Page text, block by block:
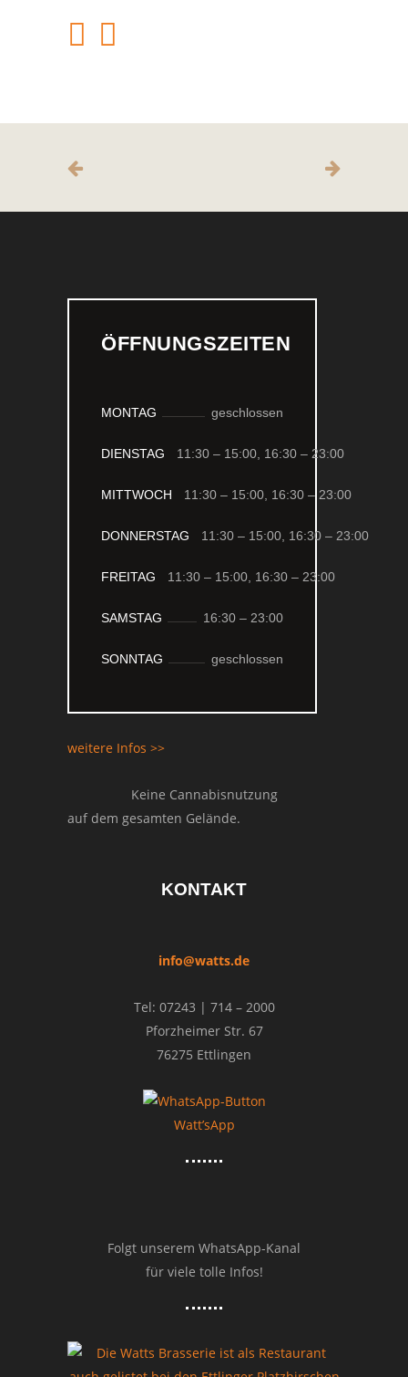
ÖFFNUNGSZEITEN
MONTAG geschlossen
DIENSTAG 11:30 – 15:00, 16:30 – 23:00
MITTWOCH 11:30 – 15:00, 16:30 – 23:00
DONNERSTAG 11:30 – 15:00, 16:30 – 23:00
FREITAG 11:30 – 15:00, 16:30 – 23:00
SAMSTAG 16:30 – 23:00
SONNTAG geschlossen
weitere Infos >>
Keine Cannabisnutzung
auf dem gesamten Gelände.
KONTAKT
info@watts.de
Tel: 07243 | 714 – 2000
Pforzheimer Str. 67
76275 Ettlingen
Watt’sApp
Folgt unserem WhatsApp-Kanal
für viele tolle Infos!